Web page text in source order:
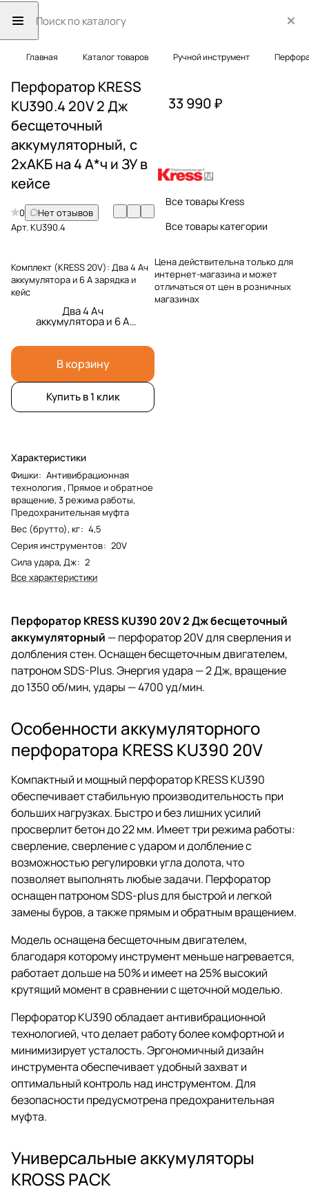
Главная Каталог товаров Ручной инструмент
Перфоратор KRESS
KU390.4 20V 2 Дж
бесщеточный
аккумуляторный, с
2хАКБ на 4 А*ч и ЗУ в
кейсе
0
Нет отзывов
Арт.KU390.4
Комплект (KRESS 20V): Два 4 Ач
аккумулятора и 6 А зарядка и
кейс
Два 4 Ач
аккумулятора и 6 А
зарядка и кейс
В корзину
Купить в 1 клик
Характеристики
Фишки: Антивибрационная
технология , Прямое и обратное
вращение, 3 режима работы,
Предохранительная муфта
Вес (брутто), кг: 4,5
Серия инструментов: 20V
Сила удара, Дж: 2
Все характеристики
33 990 ₽
Все товары Kress
Все товары категории
Цена действительна только для
интернет-магазина и может
отличаться от цен в розничных
магазинах
Перфоратор KRESS KU390 20V 2 Дж бесщеточный
аккумуляторный — перфоратор 20V для сверления и
долбления стен. Оснащен бесщеточным двигателем,
патроном SDS-Plus. Энергия удара — 2 Дж, вращение
до 1350 об/мин, удары — 4700 уд/мин.
Особенности аккумуляторного
перфоратора KRESS KU390 20V
Компактный и мощный перфоратор KRESS KU390
обеспечивает стабильную производительность при
больших нагрузках. Быстро и без лишних усилий
просверлит бетон до 22 мм. Имеет три режима работы:
сверление, сверление с ударом и долбление с
возможностью регулировки угла долота, что
позволяет выполнять любые задачи. Перфоратор
оснащен патроном SDS-plus для быстрой и легкой
замены буров, а также прямым и обратным вращением.
Модель оснащена бесщеточным двигателем,
благодаря которому инструмент меньше нагревается,
работает дольше на 50% и имеет на 25% высокий
крутящий момент в сравнении с щеточной моделью.
Перфоратор KU390 обладает антивибрационной
технологией, что делает работу более комфортной и
минимизирует усталость. Эргономичный дизайн
инструмента обеспечивает удобный захват и
оптимальный контроль над инструментом. Для
безопасности предусмотрена предохранительная
муфта.
Универсальные аккумуляторы
KROSS PACK